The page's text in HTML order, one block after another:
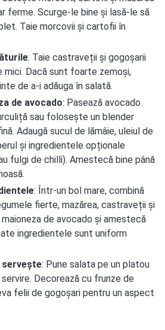
ferme. Scurge-le bine și lasă-le să
Taie morcovii și cartofii în
: Taie castraveții și gogoșarii
mici. Dacă sunt foarte zemoși,
de a-i adăuga în salată.
de avocado: Pasează avocado
sau folosește un blender
Adaugă sucul de lămâie, uleiul de
și ingredientele opționale
fulgi de chilli). Amestecă bine până
: Într-un bol mare, combină
fierte, mazărea, castraveții și
maioneza de avocado și amestecă
ingredientele sunt uniform
servește: Pune salata pe un platou
Decorează cu frunze de
felii de gogoșari pentru un aspect